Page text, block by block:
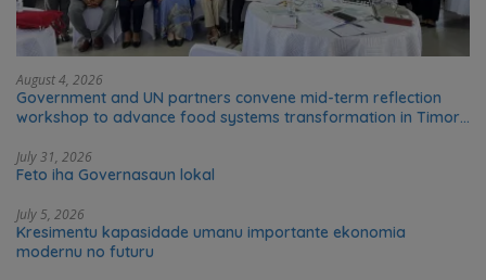
August 4, 2026
Government and UN partners convene mid-term reflection
workshop to advance food systems transformation in Timor-
July 31, 2026
Feto iha Governasaun lokal
July 5, 2026
Kresimentu kapasidade umanu importante ekonomia
modernu no futuru